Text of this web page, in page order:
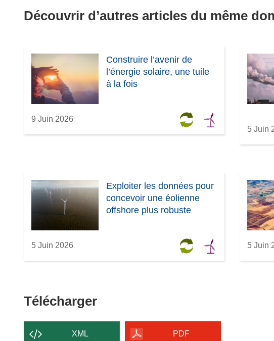
Découvrir d’autres articles du même
Construire l’avenir de
l’énergie solaire, une tuile
à la fois
9 Juin 2026
5 Juin
Exploiter les données pour
concevoir une éolienne
offshore plus robuste
5 Juin 2026 5 Juin
TéléchargerTélécharger
contenu
XML PDF